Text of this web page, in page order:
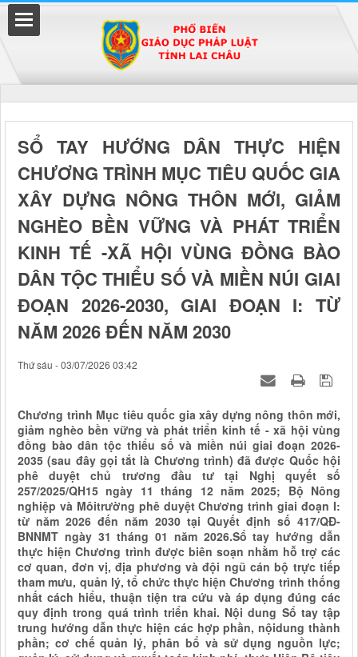
SỔ TAY HƯỚNG DÂN THỰC HIỆN
CHƯƠNG TRÌNH MỤC TIÊU QUỐC GIA
XÂY DỰNG NÔNG THÔN MỚI, GIẢM
NGHÈO BỀN VỮNG VÀ PHÁT TRIỂN
KINH TẾ -XÃ HỘI VÙNG ĐỒNG BÀO
DÂN TỘC THIỂU SỐ VÀ MIỀN NÚI GIAI
ĐOẠN 2026-2030, GIAI ĐOẠN I: TỪ
NĂM 2026 ĐẾN NĂM 2030
Thứ sáu - 03/07/2026 03:42
Chương trình Mục tiêu quốc gia xây dựng nông thôn mới,
giảm nghèo bền vững và phát triển kinh tế - xã hội vùng
đồng bào dân tộc thiểu số và miền núi giai đoạn 2026-
2035 (sau đây gọi tắt là Chương trình) đã được Quốc hội
phê duyệt chủ trương đầu tư tại Nghị quyết số
257/2025/QH15 ngày 11 tháng 12 năm 2025; Bộ Nông
nghiệp và Môitrường phê duyệt Chương trình giai đoạn I:
từ năm 2026 đến năm 2030 tại Quyết định số 417/QĐ-
BNNMT ngày 31 tháng 01 năm 2026.Sổ tay hướng dẫn
thực hiện Chương trình được biên soạn nhằm hỗ trợ các
cơ quan, đơn vị, địa phương và đội ngũ cán bộ trực tiếp
tham mưu, quản lý, tổ chức thực hiện Chương trình thống
nhất cách hiểu, thuận tiện tra cứu và áp dụng đúng các
quy định trong quá trình triển khai. Nội dung Sổ tay tập
trung hướng dẫn thực hiện các hợp phần, nộidung thành
phần; cơ chế quản lý, phân bổ và sử dụng nguồn lực;
Đã kết nối EMC